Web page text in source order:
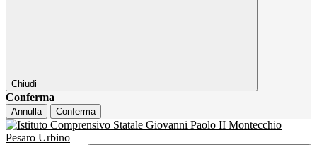
Chiudi
Conferma
Annulla Conferma